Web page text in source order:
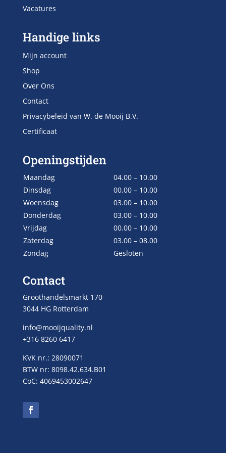
Vacatures
Handige links
Mijn account
Shop
Over Ons
Contact
Privacybeleid van W. de Mooij B.V.
Certificaat
Openingstijden
Maandag
04.00 – 10.00
Dinsdag
00.00 – 10.00
Woensdag
03.00 – 10.00
Donderdag
03.00 – 10.00
Vrijdag
00.00 – 10.00
Zaterdag
03.00 – 08.00
Zondag
Gesloten
Contact
Groothandelsmarkt 170
3044 HG Rotterdam
info@mooijquality.nl
+316 8260 6417
KVK nr.: 28090071
BTW nr: 8098.42.634.B01
CoC: 4069453002647